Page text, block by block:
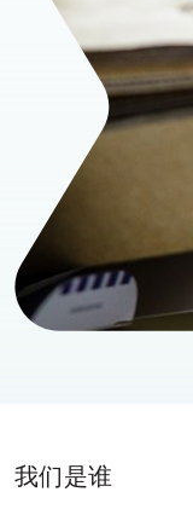
我们是谁